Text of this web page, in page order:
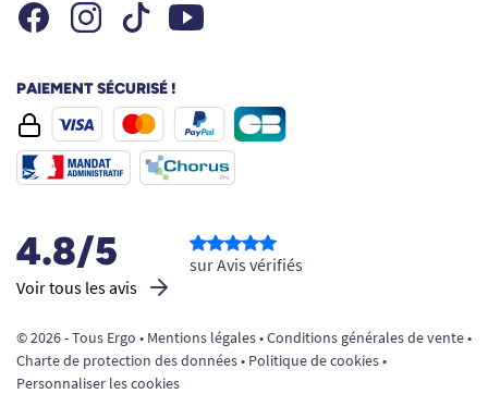
FacebookInstagramTiktok Youtube
PAIEMENT SÉCURISÉ !
4.8/5
Voir tous les avis
sur Avis vérifiés
© 2026 - Tous Ergo • Mentions légales•Conditions générales de vente•
Charte de protection des données• Politique de cookies•
Personnaliser les cookies